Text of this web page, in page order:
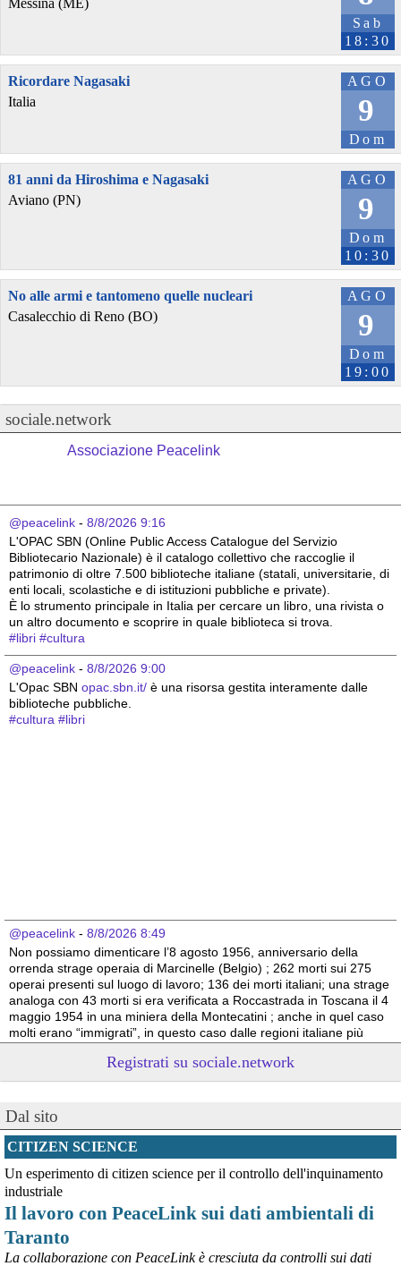
Sab
18:30
Messina (ME)
AGO
9
Dom
Ricordare Nagasaki
Italia
AGO
9
Dom
10:30
81 anni da Hiroshima e Nagasaki
Aviano (PN)
AGO
9
Dom
19:00
No alle armi e tantomeno quelle nucleari
Casalecchio di Reno (BO)
sociale.network
Associazione Peacelink
@peacelink - 8/8/2026 9:16
L'OPAC SBN (Online Public Access Catalogue del Servizio
Bibliotecario Nazionale) è il catalogo collettivo che raccoglie il
patrimonio di oltre 7.500 biblioteche italiane (statali, universitarie, di
enti locali, scolastiche e di istituzioni pubbliche e private).
È lo strumento principale in Italia per cercare un libro, una rivista o
un altro documento e scoprire in quale biblioteca si trova.
#libri #cultura
@peacelink - 8/8/2026 9:00
L'Opac SBN opac.sbn.it/ è una risorsa gestita interamente dalle
biblioteche pubbliche.
#cultura #libri
@peacelink - 8/8/2026 8:49
Non possiamo dimenticare l’8 agosto 1956, anniversario della
orrenda strage operaia di Marcinelle (Belgio) ; 262 morti sui 275
operai presenti sul luogo di lavoro; 136 dei morti italiani; una strage
analoga con 43 morti si era verificata a Roccastrada in Toscana il 4
maggio 1954 in una miniera della Montecatini ; anche in quel caso
molti erano “immigrati”, in questo caso dalle regioni italiane più
Vito Totire, portavoce RETE NAZIONALE LAVORO SICURO
#migranti #lavoratori #Marcinelle
Registrati su sociale.network
Dal sito
CITIZEN SCIENCE
Un esperimento di citizen science per il controllo dell'inquinamento
industriale
Il lavoro con PeaceLink sui dati ambientali di
Taranto
La collaborazione con PeaceLink è cresciuta da controlli sui dati